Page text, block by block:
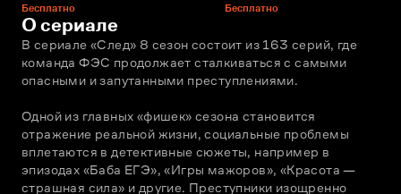
Бесплатно Бесплатно
О сериале
В сериале «След» 8 сезон состоит из 163 серий, где
команда ФЭС продолжает сталкиваться с самыми
опасными и запутанными преступлениями.
Одной из главных «фишек» сезона становится
отражение реальной жизни, социальные проблемы
вплетаются в детективные сюжеты, например в
эпизодах «Баба ЕГЭ», «Игры мажоров», «Красота —
страшная сила» и другие. Преступники изощренно